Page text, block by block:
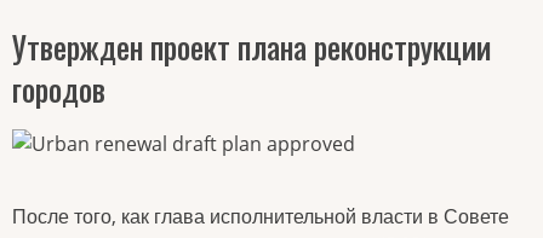
Утвержден проект плана реконструкции
городов
После того, как глава исполнительной власти в Совете